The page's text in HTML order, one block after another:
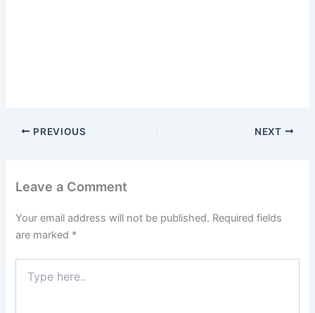
PREVIOUS NEXT
Leave a Comment
Your email address will not be published. Required fields
are marked *
here..